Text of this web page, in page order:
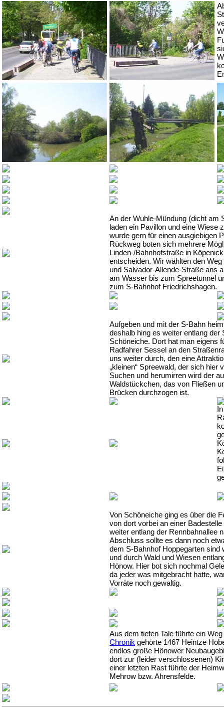
An der Wuhle-Mündung (dicht am
laden ein Pavillon und eine Wiese
wurde gern für einen ausgiebigen
Rückweg boten sich mehrere
Linden-/Bahnhofstraße in
entscheiden. Wir wählten den
und Salvador-Allende-Straße ans
am Wasser bis zum Spreetunnel
zum S-Bahnhof Friedrichshagen.
Aufgeben und mit der S-Bahn
deshalb hing es weiter entlang der
Schöneiche. Dort hat man eigens
Radfahrer Sessel an den
uns weiter durch, den eine
„kleinen“ Spreewald, der sich hier
Suchen und herumirren wird der
Waldstückchen, das von Fließen
Brücken durchzogen ist.
Von Schöneiche ging es über die
von dort vorbei an einer
weiter entlang der Rennbahnallee
Abschluss sollte es dann noch
dem S-Bahnhof Hoppegarten
und durch Wald und Wiesen
Hönow. Hier bot sich nochmal
da jeder was mitgebracht hatte,
Vorräte noch gewaltig.
Aus dem tiefen Tale führte ein
Chronik gehörte 1467 Heintze
endlos große Hönower
dort zur (leider verschlossenen)
einer letzten Rast führte der
Mehrow bzw. Ahrensfelde.